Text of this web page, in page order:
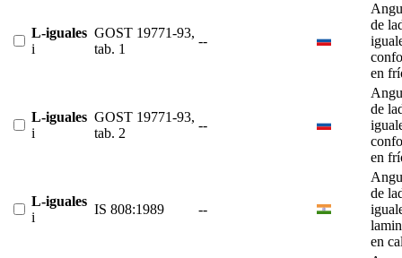
L-iguales
i
GOST 19771-93,
tab. 1
--
de
en
L-iguales
i
GOST 19771-93,
tab. 2
--
de
en
L-iguales
i
IS 808:1989 --
de
en